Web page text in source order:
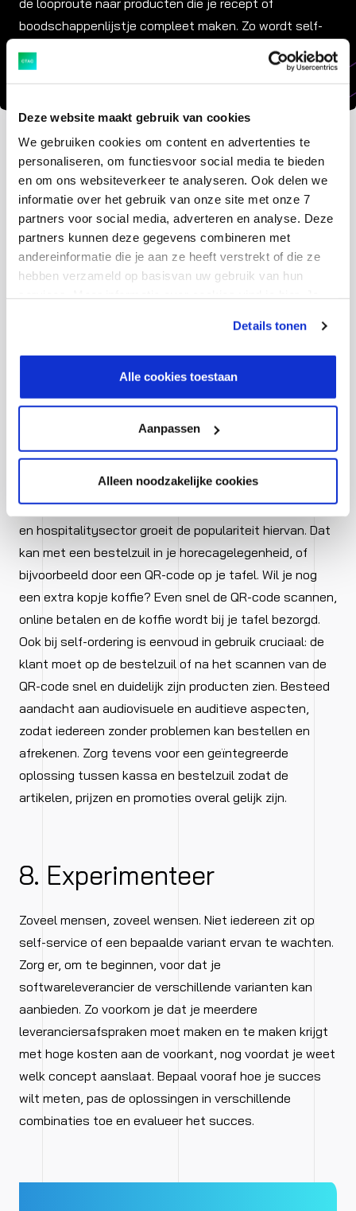
Deze website maakt gebruik van cookies
We gebruiken cookies om content en advertenties te
personaliseren, om functiesvoor social media te bieden
en om ons websiteverkeer te analyseren. Ook delen we
informatie over het gebruik van onze site met onze 7
partners voor social media, adverteren en analyse. Deze
partners kunnen deze gegevens combineren met
andereinformatie die je aan ze heeft verstrekt of die ze
hebben verzameld op basisvan uw gebruik van hun
aanpassen via de CO-knop linksonder. Lees meer over
hoe wij jouw gegevensverwerken in onze privacy- en
Details tonen
Alle cookies toestaan
Aanpassen
Alleen noodzakelijke cookies
de looproute naar producten die je recept of
boodschappenlijstje compleet maken. Zo wordt self-
service je ideale instrument voor cross-selling en
upselling.
6. Controleer zonder irritatie
Natuurlijk wil je je derving onder controle houden. Vaak
wordt er gebruik gemaakt van een steekproef, maar
wanneer je deze te vaak uitvoert zal dit zorgen voor
irritatie bij de klant. Maak gebruik van de nieuwste
technieken zoals smart camera’s in combinatie met AI,
wanneer er echt een verdachte situatie is.
7. Zet de stap naar self-ordering
Naast de zelfscan ‘pistolen’ en de zelfscankassa is
ook het self-ordering in opkomst. Met name in de food-
en hospitalitysector groeit de populariteit hiervan. Dat
kan met een bestelzuil in je horecagelegenheid, of
bijvoorbeeld door een QR-code op je tafel. Wil je nog
een extra kopje koffie? Even snel de QR-code scannen,
online betalen en de koffie wordt bij je tafel bezorgd.
Ook bij self-ordering is eenvoud in gebruik cruciaal: de
klant moet op de bestelzuil of na het scannen van de
QR-code snel en duidelijk zijn producten zien. Besteed
aandacht aan audiovisuele en auditieve aspecten,
zodat iedereen zonder problemen kan bestellen en
afrekenen. Zorg tevens voor een geïntegreerde
oplossing tussen kassa en bestelzuil zodat de
artikelen, prijzen en promoties overal gelijk zijn.
8. Experimenteer
Zoveel mensen, zoveel wensen. Niet iedereen zit op
self-service of een bepaalde variant ervan te wachten.
Zorg er, om te beginnen, voor dat je
softwareleverancier de verschillende varianten kan
aanbieden. Zo voorkom je dat je meerdere
leveranciersafspraken moet maken en te maken krijgt
met hoge kosten aan de voorkant, nog voordat je weet
welk concept aanslaat. Bepaal vooraf hoe je succes
wilt meten, pas de oplossingen in verschillende
combinaties toe en evalueer het succes.